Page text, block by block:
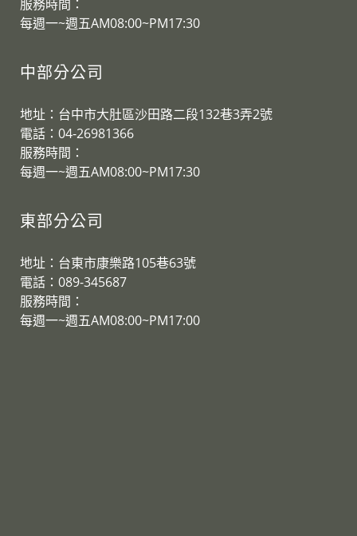
服務時間：
​每週一~週五AM08:00~PM17:30
中部分公司
地址：台中市大肚區沙田路二段132巷3弄2號
電話：04-26981366
服務時間：
​每週一~週五AM08:00~PM17:30
東部分公司
地址：台東市康樂路105巷63號
電話：089-345687
服務時間：
​每週一~週五AM08:00~PM17:00